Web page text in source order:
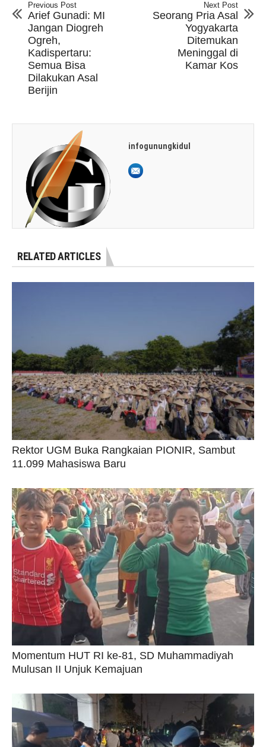
Previous Post
Arief Gunadi: MI
Jangan Diogreh
Ogreh,
Kadispertaru:
Semua Bisa
Dilakukan Asal
Berijin
Next Post
Seorang Pria Asal
Yogyakarta
Ditemukan
Meninggal di
Kamar Kos
infogunungkidul
RELATED ARTICLES
Rektor UGM Buka Rangkaian PIONIR, Sambut
11.099 Mahasiswa Baru
Momentum HUT RI ke-81, SD Muhammadiyah
Mulusan II Unjuk Kemajuan